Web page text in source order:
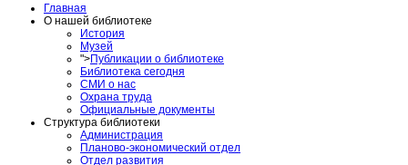
Главная
О нашей библиотеке
История
Музей
">Публикации о библиотеке
Библиотека сегодня
СМИ о нас
Охрана труда
Официальные документы
Структура библиотеки
Администрация
Планово-экономический отдел
Отдел развития